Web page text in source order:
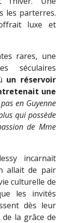
les parterres.
luxe et
rares, une
séculaires
un réservoir
une
en Guyenne
qui possède
de Mme
incarnait
allait de pair
culturelle de
les invités
dès leur
la grâce de